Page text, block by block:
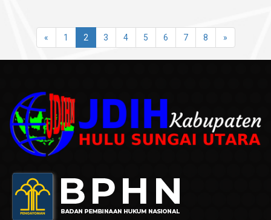
« 1 2 3 4 5 6 7 8 »